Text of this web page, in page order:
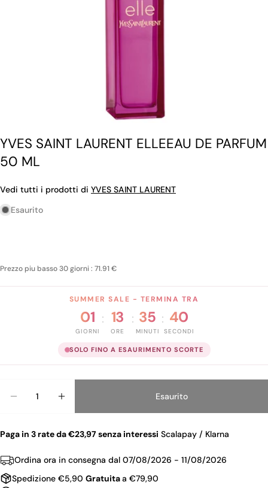
YVES SAINT LAURENT ELLEEAU DE PARFUM
50 ML
Vedi tutti i prodotti di YVES SAINT LAURENT
Esaurito
Prezzo piu basso 30 giorni : 71.91 €
SUMMER SALE - TERMINA TRA
01
GIORNI
: 13
ORE
: 35
MINUTI
: 40
SECONDI
SOLO FINO A ESAURIMENTO SCORTE
Esaurito
Paga in 3 rate da €23,97 senza interessi Scalapay / Klarna
Ordina ora in consegna dal 07/08/2026 - 11/08/2026
Spedizione €5,90 Gratuitaa €79,90